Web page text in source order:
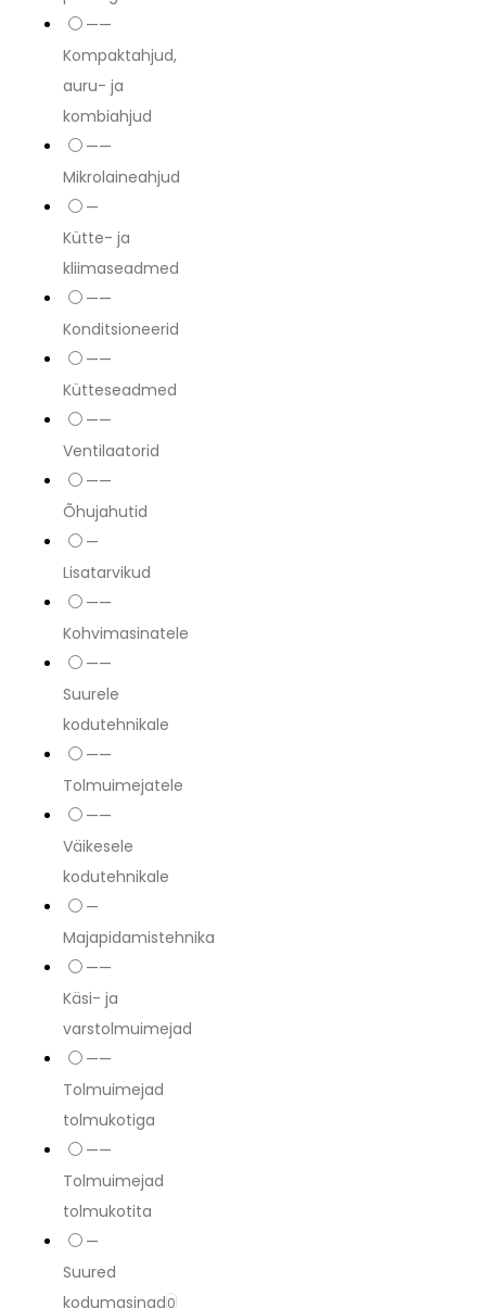
——
Kompaktahjud,
auru- ja
kombiahjud
——
Mikrolaineahjud
—
Kütte- ja
kliimaseadmed
——
Konditsioneerid
——
Kütteseadmed
——
Ventilaatorid
——
Õhujahutid
—
Lisatarvikud
——
Kohvimasinatele
——
Suurele
kodutehnikale
——
Tolmuimejatele
——
Väikesele
kodutehnikale
—
Majapidamistehnika
——
Käsi- ja
varstolmuimejad
——
Tolmuimejad
tolmukotiga
——
Tolmuimejad
tolmukotita
—
Suured
kodumasinad0